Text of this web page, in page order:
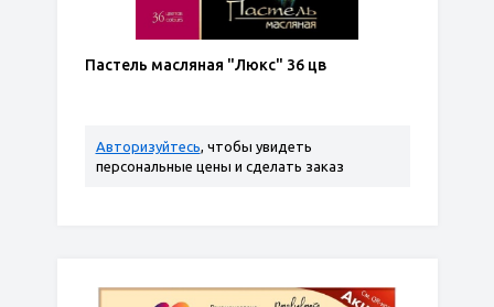
Пастель масляная "Люкс" 36 цв
Авторизуйтесь, чтобы увидеть
персональные цены и сделать заказ